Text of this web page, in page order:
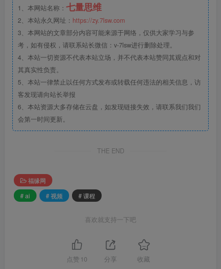
1、本网站名称： 七量思维
2、本站永久网址： https://zy.7lsw.com
3、本网站的文章部分内容可能来源于网络，仅供大家学习与参
考，如有侵权，请联系站长微信：v-7lsw进行删除处理。
4、本站一切资源不代表本站立场，并不代表本站赞同其观点和对
其真实性负责。
5、本站一律禁止以任何方式发布或转载任何违法的相关信息，访
客发现请向站长举报
6、本站资源大多存储在云盘，如发现链接失效，请联系我们我们
会第一时间更新。
THE END
福缘网
# ai
# 视频 # 课程
喜欢就支持一下吧
点赞 10 分享 收藏